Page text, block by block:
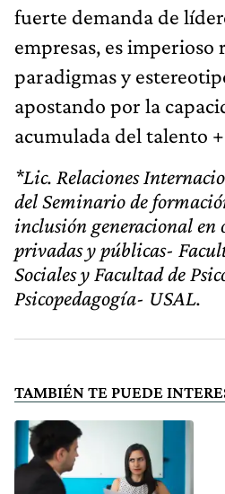
fuerte demanda de
empresas, es imperioso
paradigmas y
apostando por la
acumulada del talento
*Lic. Relaciones
del Seminario de
inclusión generacional en
privadas y públicas-
Sociales y Facultad de
Psicopedagogía- USAL.
TAMBIÉN TE PUEDE